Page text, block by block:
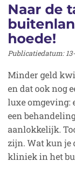
Naar de
hoede!
Publicatiedatum:
Minder geld
en dat ook nog
luxe omgeving:
een
aanlokkelijk.
zijn. Wat kun je
kliniek in het